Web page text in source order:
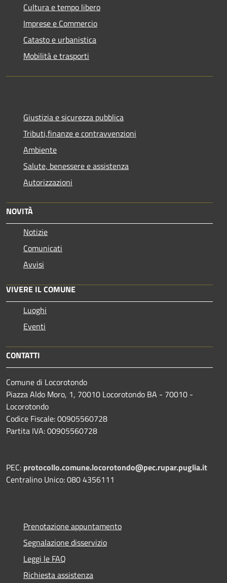
Cultura e tempo libero
Imprese e Commercio
Catasto e urbanistica
Mobilità e trasporti
Giustizia e sicurezza pubblica
Tributi,finanze e contravvenzioni
Ambiente
Salute, benessere e assistenza
Autorizzazioni
NOVITÀ
Notizie
Comunicati
Avvisi
VIVERE IL COMUNE
Luoghi
Eventi
CONTATTI
Comune di Locorotondo
Piazza Aldo Moro, 1, 70010 Locorotondo BA - 70010 -
Locorotondo
Codice Fiscale: 00905560728
Partita IVA: 00905560728
PEC: protocollo.comune.locorotondo@pec.rupar.puglia.it
Centralino Unico: 080 4356111
Prenotazione appuntamento
Segnalazione disservizio
Leggi le FAQ
Richiesta assistenza